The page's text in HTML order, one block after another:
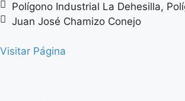
Polígono Industrial La Dehesilla,
Juan José Chamizo Conejo
Visitar Página